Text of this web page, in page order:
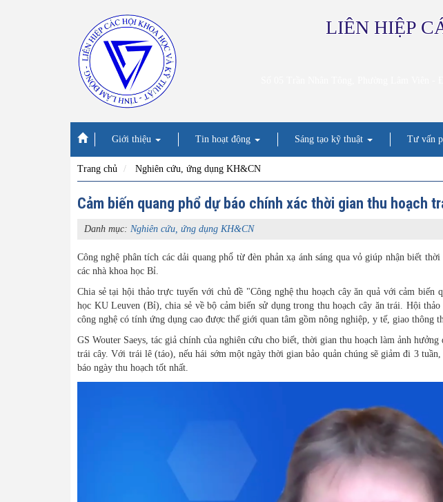
LIÊN HIỆP
Giới thiệu Tin hoạt động Sáng tạo kỹ thuật Tư vấn
Trang chủ Nghiên cứu, ứng dụng KH&CN
Cảm biến quang phổ dự báo chính xác thời gian thu hoạch
Danh mục: Nghiên cứu, ứng dụng KH&CN
Công nghệ phân tích các dải quang phổ từ đèn phản xạ ánh sáng qua vỏ giúp nhận biết
các nhà khoa học Bỉ.
Chia sẻ tại hội thảo trực tuyến với chủ đề "Công nghệ thu hoạch cây ăn quả với cảm biến
học KU Leuven (Bỉ), chia sẻ về bộ cảm biến sử dụng trong thu hoạch cây ăn trái. Hội
công nghệ có tính ứng dụng cao được thế giới quan tâm gồm nông nghiệp, y tế, giao thông
GS Wouter Saeys, tác giả chính của nghiên cứu cho biết, thời gian thu hoạch làm ảnh
trái cây. Với trái lê (táo), nếu hái sớm một ngày thời gian bảo quản chúng sẽ giảm đi 3
báo ngày thu hoạch tốt nhất.